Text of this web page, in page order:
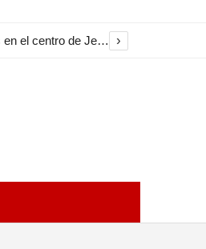
El Ayuntamiento inicia la restauración de las marquesinas de Plaza Esteve para volver a instalarlas en el centro de Jerez ›